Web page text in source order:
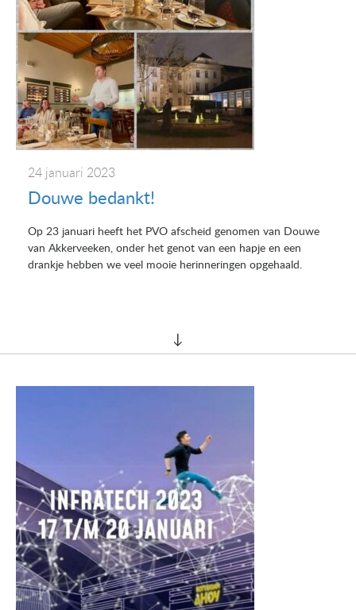
24 januari 2023
Douwe bedankt!
Op 23 januari heeft het PVO afscheid genomen van Douwe
van Akkerveeken, onder het genot van een hapje en een
drankje hebben we veel mooie herinneringen opgehaald.